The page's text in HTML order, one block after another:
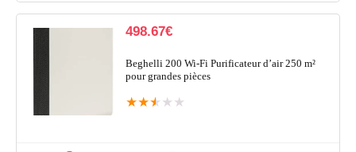
498.67€
Beghelli 200 Wi-Fi Purificateur d’air 250 m²
pour grandes pièces
★★★ ★ ★